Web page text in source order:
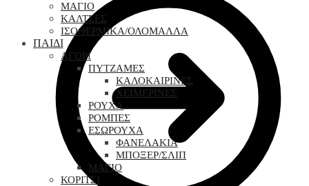
ΜΑΓΙΟ
ΚΑΛΤΣΕΣ
ΙΣΟΘΕΡΜΙΚΑ/ΟΛΟΜΑΛΛΑ
ΠΑΙΔΙ
ΑΓΟΡΙ
ΠΥΤΖΑΜΕΣ
ΚΑΛΟΚΑΙΡΙΝΕΣ
ΧΕΙΜΕΡΙΝΕΣ
ΡΟΥΧΑ
ΡΟΜΠΕΣ
ΕΣΩΡΟΥΧΑ
ΦΑΝΕΛΑΚΙΑ
ΜΠΟΞΕΡ/ΣΛΙΠ
ΜΑΓΙΟ
ΚΟΡΙΤΣΙ